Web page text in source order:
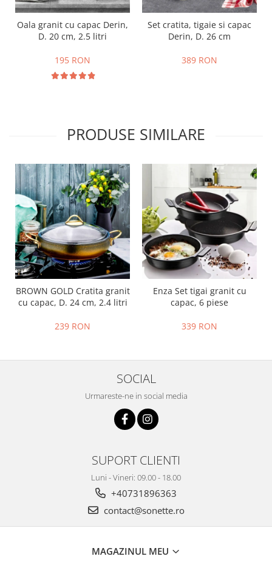
Oala granit cu capac Derin,
D. 20 cm, 2.5 litri
195 RON
Set cratita, tigaie si capac
Derin, D. 26 cm
389 RON
PRODUSE SIMILARE
BROWN GOLD Cratita granit
cu capac, D. 24 cm, 2.4 litri
239 RON
Enza Set tigai granit cu
capac, 6 piese
339 RON
SOCIAL
Urmareste-ne in social media
SUPORT CLIENTI
Luni - Vineri: 09.00 - 18.00
+40731896363
contact@sonette.ro
MAGAZINUL MEU